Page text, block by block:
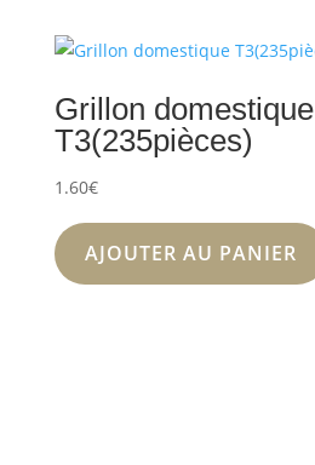
Grillon domestique
T3(235pièces)
1.60€
AJOUTER AU PANIER